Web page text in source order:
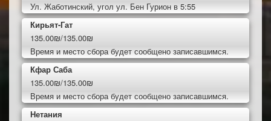
Ул. Жаботинский, угол ул. Бен Гурион в 5:55
Кирьят-Гат
135.00₪/135.00₪
Время и место сбора будет сообщено записавшимся.
Кфар Саба
135.00₪/135.00₪
Время и место сбора будет сообщено записавшимся.
Нетания